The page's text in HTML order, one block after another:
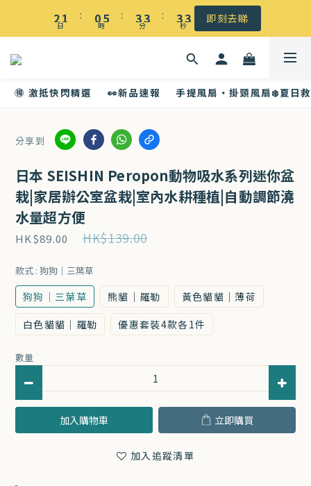
☀️ 盛夏感謝祭低至5折｜滿$500 港澳免運
2
1
1
0
日
:
05
4
1
時
:
3
2
3
2
分
:
3
2
3
2
1
秒 即刻去睇
☀️ 盛夏感謝祭低至5折｜滿$500 港澳免運
🉐 激抵快閃精選 👀新品速報 手提風扇・掛頸風扇❄️夏日
分享到
日本 SEISHIN Peropon動物吸水系列迷你盆
栽|家居辦公室盆栽|室內水耕種植|自動調節澆
水量超方便
HK$139.00
HK$89.00
款式 : 狗狗｜三葉草
狗狗｜三葉草 熊貓｜羅勒
黃色貓貓｜薄荷
白色貓貓｜羅勒
優惠套裝4款各1件
數量
加入購物車 立即購買
加入追蹤清單